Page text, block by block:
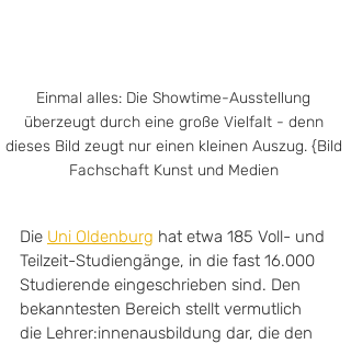
Einmal alles: Die Showtime-Ausstellung
überzeugt durch eine große Vielfalt - denn
dieses Bild zeugt nur einen kleinen Auszug. {Bild
Fachschaft Kunst und Medien
Die Uni Oldenburg hat etwa 185 Voll- und
Teilzeit-Studiengänge, in die fast 16.000
Studierende eingeschrieben sind. Den
bekanntesten Bereich stellt vermutlich
die Lehrer:innenausbildung dar, die den